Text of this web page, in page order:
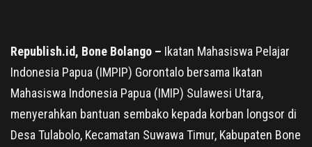
Republish.id, Bone Bolango – Ikatan Mahasiswa Pelajar
Indonesia Papua (IMPIP) Gorontalo bersama Ikatan
Mahasiswa Indonesia Papua (IMIP) Sulawesi Utara,
menyerahkan bantuan sembako kepada korban longsor di
Desa Tulabolo, Kecamatan Suwawa Timur, Kabupaten Bone